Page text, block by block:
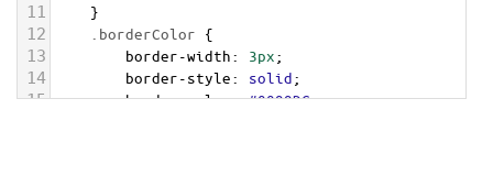
11 }
12 .borderColor {
13 border-width: 3px;
14 border-style: solid;
15 border-color: #0099DC;